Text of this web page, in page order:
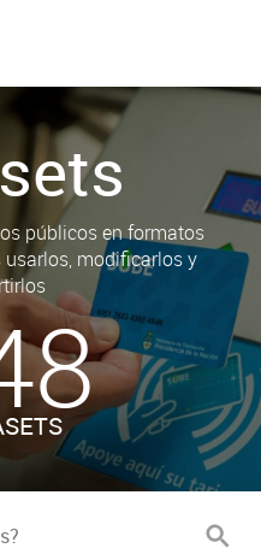
públicos en formatos
modificarlos y